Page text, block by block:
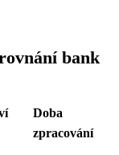
bank
Doba
zpracování